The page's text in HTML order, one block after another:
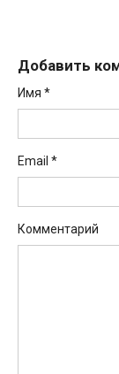
Добавить
Имя *
Email *
Комментарий